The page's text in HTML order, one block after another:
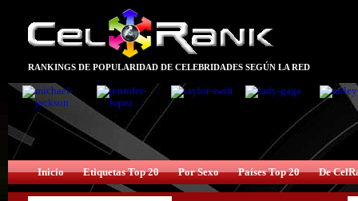
RANKINGS DE POPULARIDAD DE CELEBRIDADES SEGÚN LA RED
Inicio Etiquetas Top 20 Por Sexo Países Top 20 De